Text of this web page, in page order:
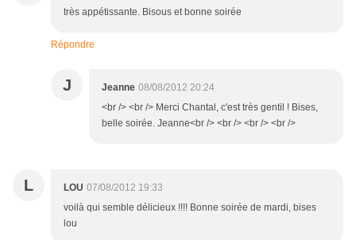
très appétissante. Bisous et bonne soirée
Répondre
J Jeanne 08/08/2012 20:24
<br /> <br /> Merci Chantal, c'est très gentil ! Bises,
belle soirée. Jeanne<br /> <br /> <br /> <br />
L LOU 07/08/2012 19:33
voilà qui semble délicieux !!!! Bonne soirée de mardi, bises
lou